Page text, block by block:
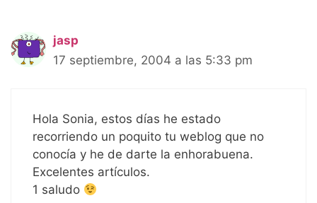
jasp
17 septiembre, 2004 a las 5:33 pm
Hola Sonia, estos días he estado
recorriendo un poquito tu weblog que no
conocía y he de darte la enhorabuena.
Excelentes artículos.
1 saludo